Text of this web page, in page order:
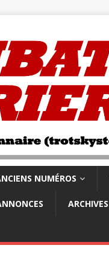
NUMÉROS
ARCHIVES